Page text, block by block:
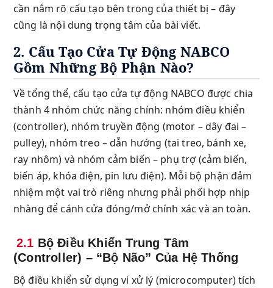
cần nắm rõ cấu tạo bên trong của thiết bị – đây
cũng là nội dung trọng tâm của bài viết.
2. Cấu Tạo Cửa Tự Động NABCO
Gồm Những Bộ Phận Nào?
Về tổng thể, cấu tạo cửa tự động NABCO được chia
thành 4 nhóm chức năng chính: nhóm điều khiển
(controller), nhóm truyền động (motor – dây đai –
pulley), nhóm treo – dẫn hướng (tai treo, bánh xe,
ray nhôm) và nhóm cảm biến – phụ trợ (cảm biến,
biến áp, khóa điện, pin lưu điện). Mỗi bộ phận đảm
nhiệm một vai trò riêng nhưng phải phối hợp nhịp
nhàng để cánh cửa đóng/mở chính xác và an toàn.
2.1 Bộ Điều Khiển Trung Tâm
(Controller) – “Bộ Não” Của Hệ Thống
Bộ điều khiển sử dụng vi xử lý (microcomputer) tích